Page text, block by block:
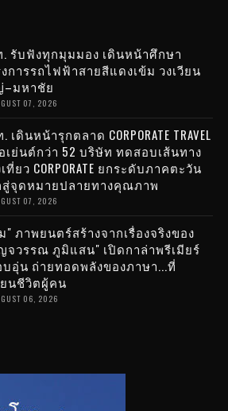
รับฟังทุกมุมมอง เดินหน้าศึกษา
การรถไฟฟ้าสายสีแดงเข้ม วงเวียน
มหาชัย
07, 2026
เดินหน้ารุกตลาด CORPORATE TRAVEL
เย่นต์กว่า 52 บริษัท ทดสอบเส้นทาง
ที่ยว CORPORATE ยกระดับภาคตะวัน
สู่จุดหมายปลายทางคุณภาพ
07, 2026
" ภาพยนตร์สร้างจากเรื่องจริงของ
จวรรณ ภูมิแสน" เปิดกาล่าพรีเมียร์
อุ่น ถ่ายทอดพลังของภาษา...ที่
นชีวิตผู้คน
06, 2026